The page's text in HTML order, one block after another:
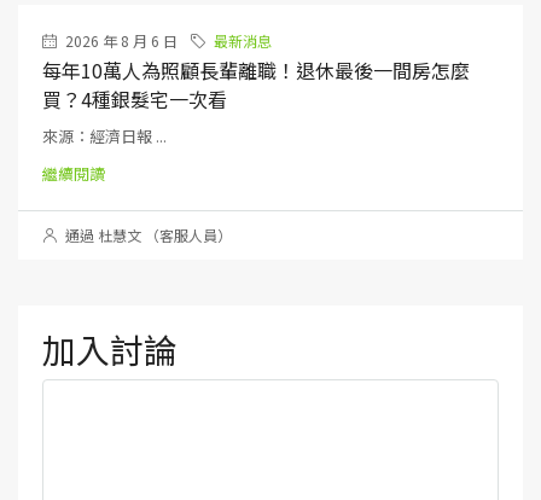
2026 年 8 月 6 日 最新消息
每年10萬人為照顧長輩離職！退休最後一間房怎麼
買？4種銀髮宅一次看
來源：經濟日報 ...
繼續閱讀
通過 杜慧文 （客服人員）
加入討論